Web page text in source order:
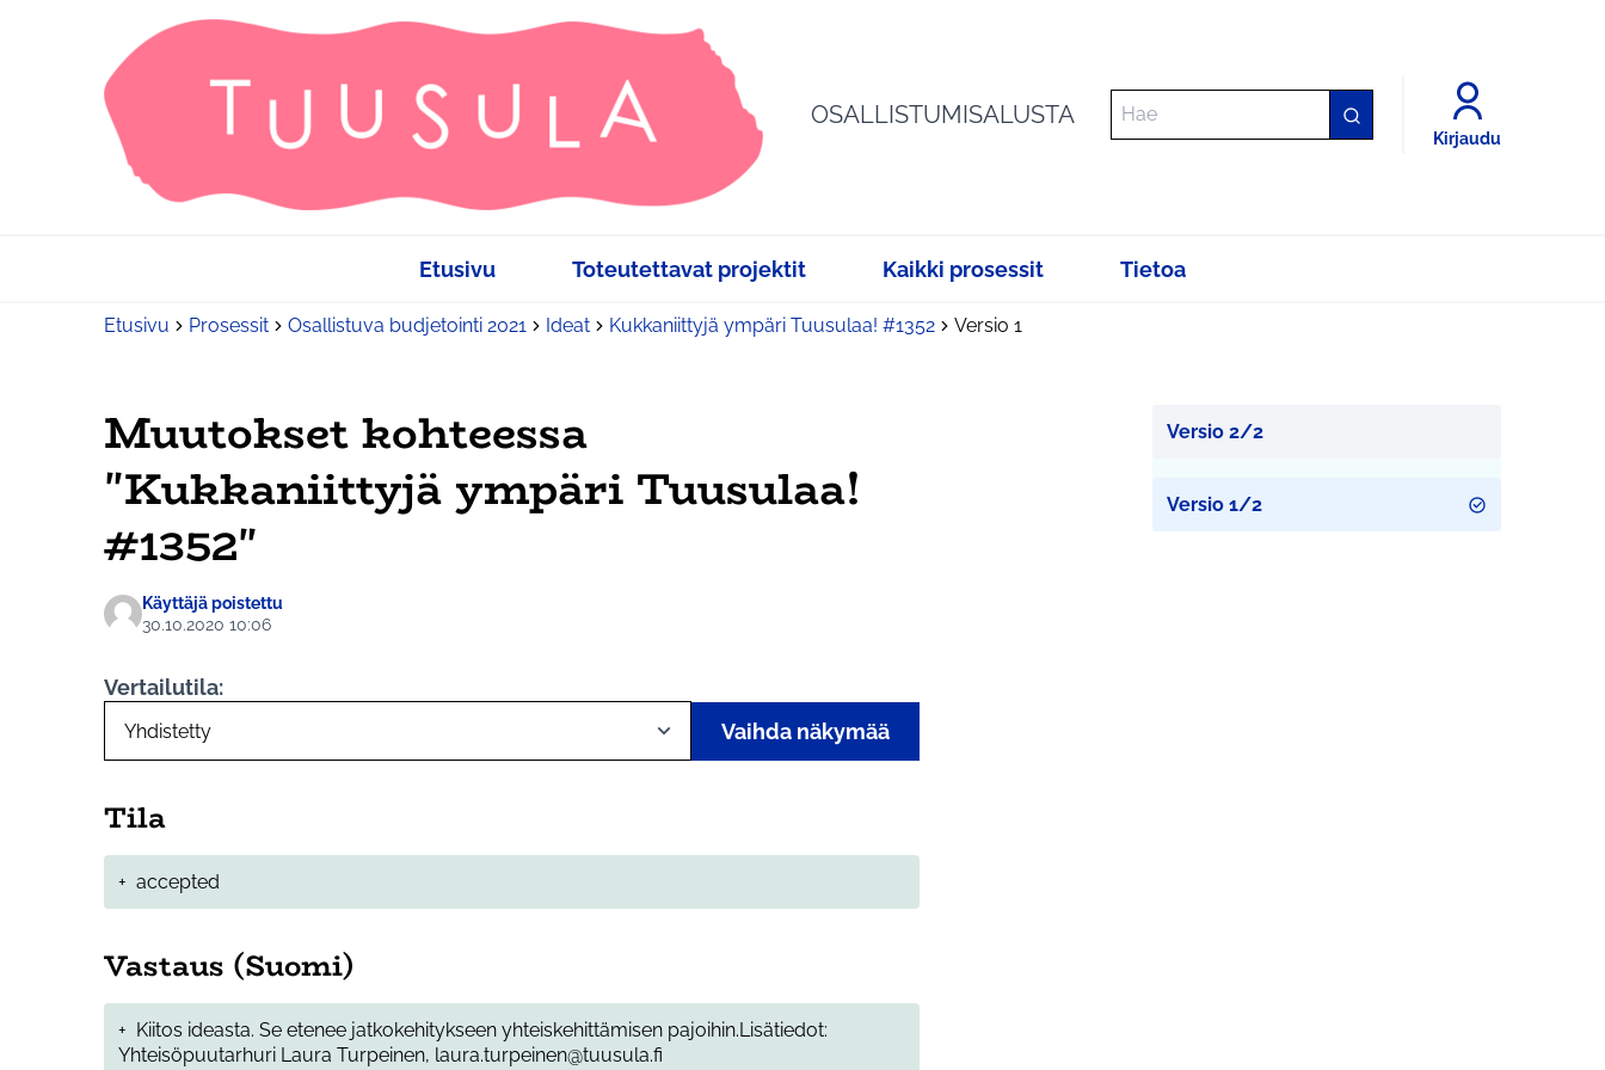
OSALLISTUMISALUSTA
Kirjaudu
Etusivu Toteutettavat projektit Kaikki prosessit Tietoa
Etusivu Prosessit Osallistuva budjetointi 2021 Ideat Kukkaniittyjä ympäri Tuusulaa! #1352 Versio 1
Muutokset kohteessa
"Kukkaniittyjä ympäri Tuusulaa!
#1352"
Käyttäjä poistettu
30.10.2020 10:06
Vertailutila:
Vaihda näkymää
Tila
+ accepted
Vastaus (Suomi)
+ Kiitos ideasta. Se etenee jatkokehitykseen yhteiskehittämisen pajoihin.Lisätiedot:
Yhteisöpuutarhuri Laura Turpeinen, laura.turpeinen@tuusula.fi
Versio 2/2
Versio 1/2